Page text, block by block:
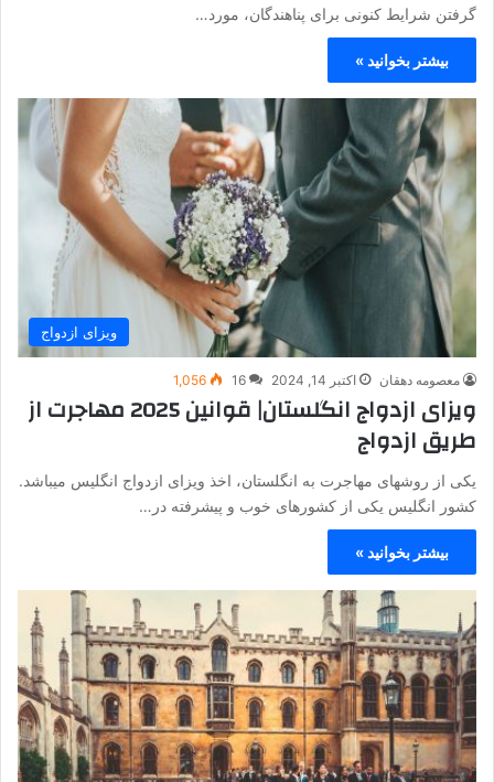
گرفتن شرایط کنونی برای پناهندگان، مورد…
بیشتر بخوانید »
ویزای ازدواج
معصومه دهقان اکتبر 14, 2024 16
1,056
ویزای ازدواج انگلستان| قوانین 2025 مهاجرت از
طریق ازدواج
یکی از روشهای مهاجرت به انگلستان، اخذ ویزای ازدواج انگلیس میباشد.
کشور انگلیس یکی از کشورهای خوب و پیشرفته در…
بیشتر بخوانید »